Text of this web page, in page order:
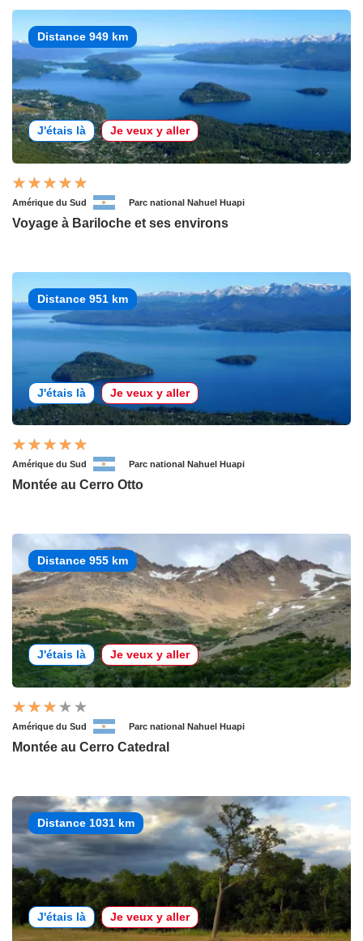
Distance 949 km
J'étais là Je veux y aller
Amérique du Sud Parc national Nahuel Huapi
Voyage à Bariloche et ses environs
Distance 951 km
J'étais là Je veux y aller
Amérique du Sud Parc national Nahuel Huapi
Montée au Cerro Otto
Distance 955 km
J'étais là Je veux y aller
Amérique du Sud Parc national Nahuel Huapi
Montée au Cerro Catedral
Distance 1031 km
J'étais là Je veux y aller